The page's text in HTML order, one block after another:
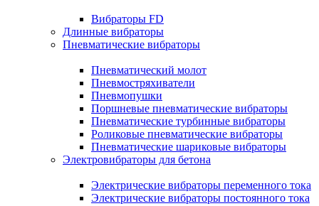
Вибраторы FD
Длинные вибраторы
Пневматические вибраторы
Пневматический молот
Пневмостряхиватели
Пневмопушки
Поршневые пневматические вибраторы
Пневматические турбинные вибраторы
Роликовые пневматические вибраторы
Пневматические шариковые вибраторы
Электровибраторы для бетона
Электрические вибраторы переменного тока
Электрические вибраторы постоянного тока